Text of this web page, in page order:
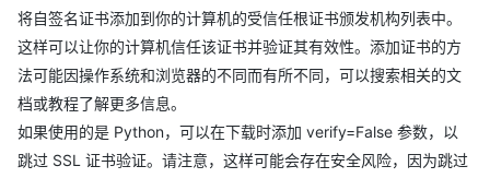
将自签名证书添加到你的计算机的受信任根证书颁发机构列表中。
这样可以让你的计算机信任该证书并验证其有效性。添加证书的方
法可能因操作系统和浏览器的不同而有所不同，可以搜索相关的文
档或教程了解更多信息。
如果使用的是 Python，可以在下载时添加 verify=False 参数，以
跳过 SSL 证书验证。请注意，这样可能会存在安全风险，因为跳过